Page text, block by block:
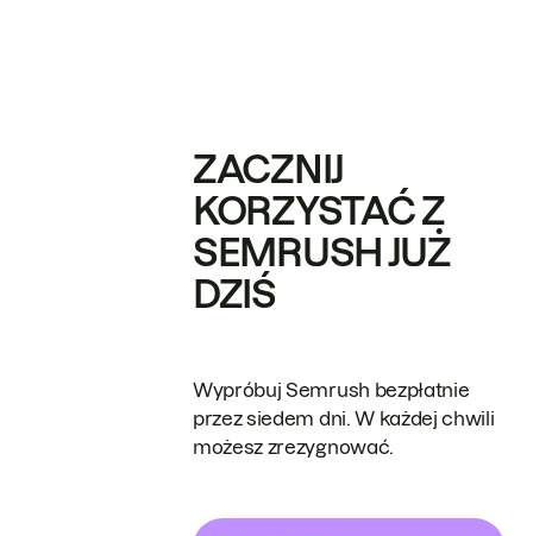
ZACZNIJ
KORZYSTAĆ Z
SEMRUSH JUŻ
DZIŚ
Wypróbuj Semrush bezpłatnie
przez siedem dni. W każdej chwili
możesz zrezygnować.